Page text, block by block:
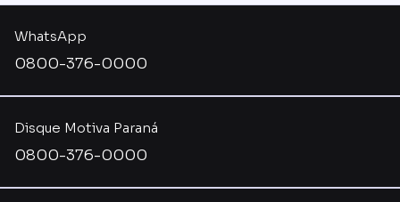
Disque Motiva Paraná
0800-376-0000
WhatsApp
0800-376-0000